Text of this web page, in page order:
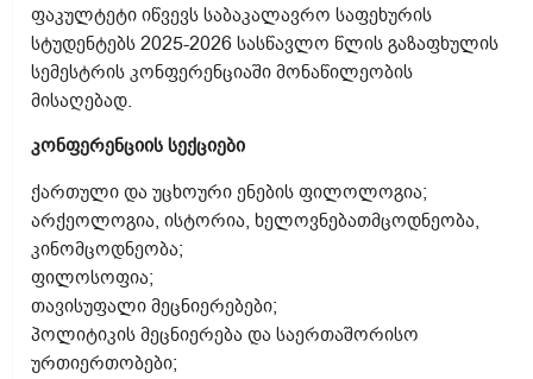
ფაკულტეტი იწვევს საბაკალავრო საფეხურის
სტუდენტებს 2025-2026 სასწავლო წლის გაზაფხულის
სემესტრის კონფერენციაში მონაწილეობის
მისაღებად.
კონფერენციის სექციები
ქართული და უცხოური ენების ფილოლოგია;
არქეოლოგია, ისტორია, ხელოვნებათმცოდნეობა,
კინომცოდნეობა;
ფილოსოფია;
თავისუფალი მეცნიერებები;
პოლიტიკის მეცნიერება და საერთაშორისო
ურთიერთობები;